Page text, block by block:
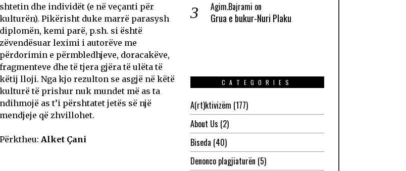
shtetin dhe individët (e në veçanti për
kulturën). Pikërisht duke marrë parasysh
diplomën, kemi parë, p.sh. si është
zëvendësuar leximi i autorëve me
përdorimin e përmbledhjeve, doracakëve,
fragmenteve dhe të tjera gjëra të ulëta të
këtij lloji. Nga kjo rezulton se asgjë në këtë
kulturë të prishur nuk mundet më as ta
ndihmojë as t’i përshtatet jetës së një
mendjeje që zhvillohet.
Përktheu: Alket Çani
Agim.Bajrami on
Grua e bukur-Nuri Plaku
CATEGORIES
A(rt)ktivizëm (177)
About Us (2)
Biseda (40)
Denonco plagjiaturën (5)